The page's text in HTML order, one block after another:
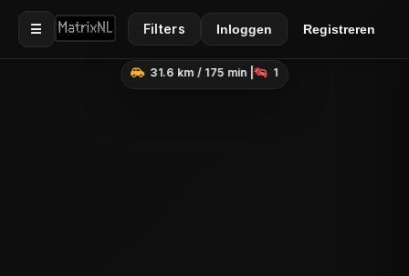
☰ Filters Inloggen Registreren
31.6 km / 175 min | 1